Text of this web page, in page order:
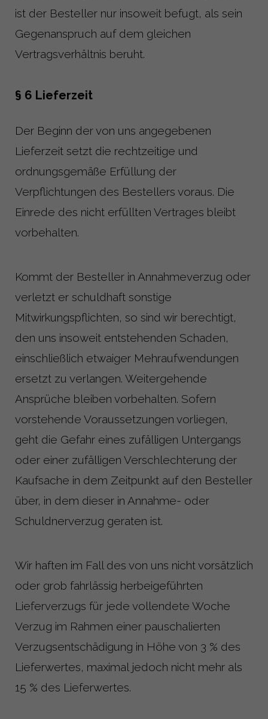
ist der Besteller nur insoweit befugt, als sein
Gegenanspruch auf dem gleichen
Vertragsverhältnis beruht.
§ 6 Lieferzeit
Der Beginn der von uns angegebenen
Lieferzeit setzt die rechtzeitige und
ordnungsgemäße Erfüllung der
Verpflichtungen des Bestellers voraus. Die
Einrede des nicht erfüllten Vertrages bleibt
vorbehalten.
Kommt der Besteller in Annahmeverzug oder
verletzt er schuldhaft sonstige
Mitwirkungspflichten, so sind wir berechtigt,
den uns insoweit entstehenden Schaden,
einschließlich etwaiger Mehraufwendungen
ersetzt zu verlangen. Weitergehende
Ansprüche bleiben vorbehalten. Sofern
vorstehende Voraussetzungen vorliegen,
geht die Gefahr eines zufälligen Untergangs
oder einer zufälligen Verschlechterung der
Kaufsache in dem Zeitpunkt auf den Besteller
über, in dem dieser in Annahme- oder
Schuldnerverzug geraten ist.
Wir haften im Fall des von uns nicht vorsätzlich
oder grob fahrlässig herbeigeführten
Lieferverzugs für jede vollendete Woche
Verzug im Rahmen einer pauschalierten
Verzugsentschädigung in Höhe von 3 % des
Lieferwertes, maximal jedoch nicht mehr als
15 % des Lieferwertes.